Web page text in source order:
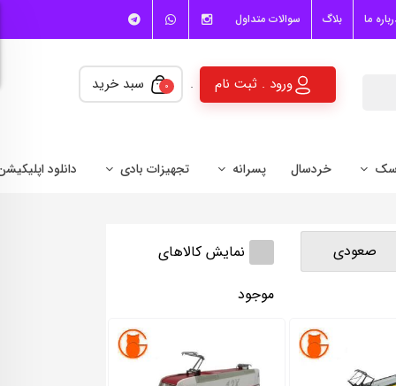
ما بلاگ سوالات متداول Instagram
WhatsApp
ورود . ثبت نام 0 سبد خرید
خردسال پسرانه تجهیزات بادی دانلود
صعودی
نمایش کالاهای
موجود